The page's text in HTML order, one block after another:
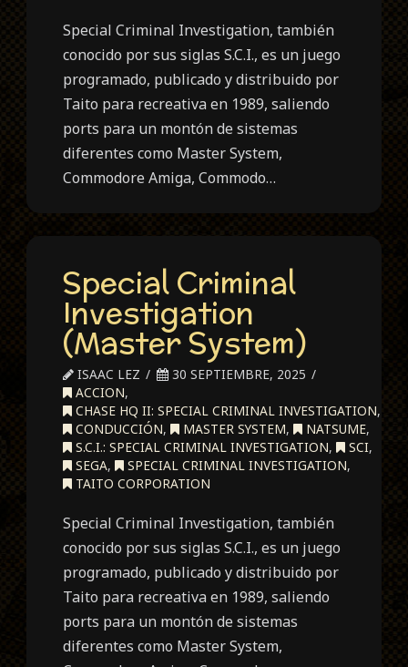
Special Criminal Investigation, también
conocido por sus siglas S.C.I., es un juego
programado, publicado y distribuido por
Taito para recreativa en 1989, saliendo
ports para un montón de sistemas
diferentes como Master System,
Commodore Amiga, Commodo…
Special Criminal
Investigation
(Master System)
ISAAC LEZ
30 SEPTIEMBRE, 2025
ACCION,
CHASE HQ II: SPECIAL CRIMINAL INVESTIGATION,
CONDUCCIÓN, MASTER SYSTEM, NATSUME,
S.C.I.: SPECIAL CRIMINAL INVESTIGATION, SCI,
SEGA, SPECIAL CRIMINAL INVESTIGATION,
TAITO CORPORATION
Special Criminal Investigation, también
conocido por sus siglas S.C.I., es un juego
programado, publicado y distribuido por
Taito para recreativa en 1989, saliendo
ports para un montón de sistemas
diferentes como Master System,